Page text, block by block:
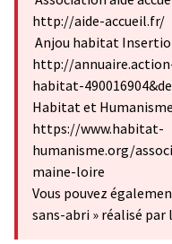
http://aide-accueil.fr/
Anjou habitat
http://
habitat-
Habitat et
https://www.habitat-
humanisme.org/
maine-loire
Vous pouvez
sans-abri » réalisé par